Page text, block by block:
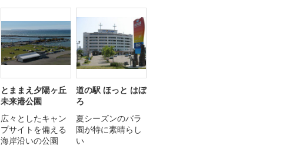
とままえ夕陽ヶ丘
未来港公園
広々としたキャン
プサイトを備える
海岸沿いの公園
道の駅 ほっと はぼ
ろ
夏シーズンのバラ
園が特に素晴らし
い